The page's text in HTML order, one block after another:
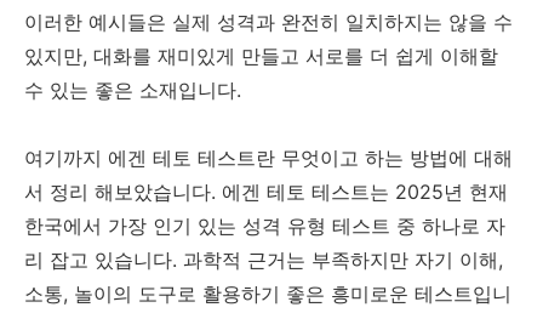
이러한 예시들은 실제 성격과 완전히 일치하지는 않을 수
있지만, 대화를 재미있게 만들고 서로를 더 쉽게 이해할
수 있는 좋은 소재입니다.
여기까지 에겐 테토 테스트란 무엇이고 하는 방법에 대해
서 정리 해보았습니다. 에겐 테토 테스트는 2025년 현재
한국에서 가장 인기 있는 성격 유형 테스트 중 하나로 자
리 잡고 있습니다. 과학적 근거는 부족하지만 자기 이해,
소통, 놀이의 도구로 활용하기 좋은 흥미로운 테스트입니